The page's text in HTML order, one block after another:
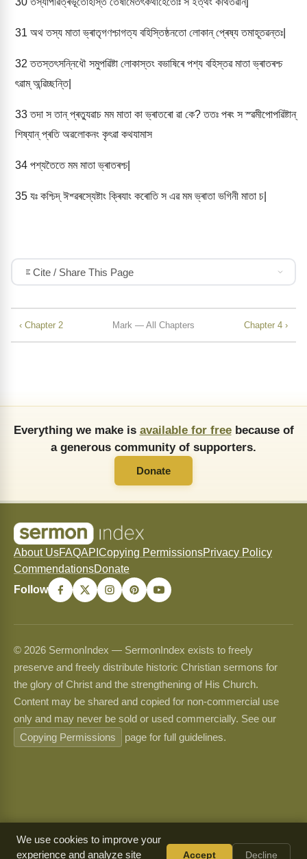
31 অথ তস্য মাতা ভ্ৰাতৃগণশ্চাগত্য বহিস্তিষ্ঠনতো লোকান্ প্ৰেষ্য তমাহূতৱন্তঃ|
32 ততস্তৎসন্নিধৌ সমুপৱিষ্টা লোকাস্তং বভাষিৰে পশ্য বহিস্তৱ মাতা ভ্ৰাতৰশ্চ
ৎৱাম্ অন্ৱিচ্ছন্তি|
33তদা স তান্ প্ৰত্যুৱাচ মম মাতা কা ভ্ৰাতৰো ৱা কে? ততঃ পৰং স স্ৱমীপোপৱিষ্টান্
শিষ্যান্ প্ৰতি অৱলোকনং কৃৎৱা কথযামাস
34 পশ্যতৈতে মম মাতা ভ্ৰাতৰশ্চ|
35 যঃ কশ্চিদ্ ঈশ্ৱৰস্যেষ্টাং ক্ৰিযাং কৰোতি স এৱ মম ভ্ৰাতা ভগিনী মাতা চ|
Cite / Share This Page
‹ Chapter 2 Mark — All Chapters Chapter 4 ›
Everything we make is available for freebecause of
a generous community of supporters.
Donate
About UsFAQAPI Copying PermissionsPrivacy Policy
CommendationsDonate
Follow
© 2026 SermonIndex — SermonIndex exists to freely
preserve and freely distribute historic Christian sermons for
the glory of Christ and the strengthening of His Church.
Content may be shared and copied for non-commercial use
only and may never be sold or used commercially. See our
Copying Permissions
page for full guidelines.
We use cookies to improve your
experience and analyze site
Accept Decline